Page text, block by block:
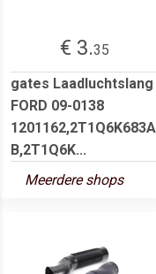
€ 3.35
gates Laadluchtslang
FORD 09-0138
1201162,2T1Q6K683A
B,2T1Q6K...
Meerdere shops